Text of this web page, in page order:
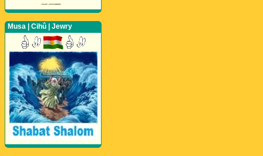
Musa | Cihû | Jewry